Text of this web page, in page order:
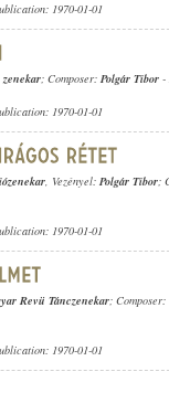
1970-01-01
; Composer: Polgár Tibor -
1970-01-01
, Vezényel: Polgár Tibor;
1970-01-01
Revü Tánczenekar; Composer:
1970-01-01